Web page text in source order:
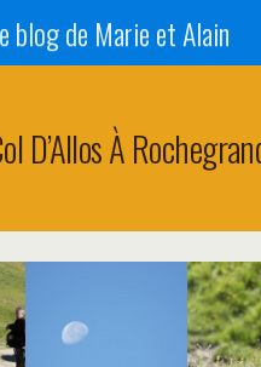
blog de Marie et Alain
D’Allos À